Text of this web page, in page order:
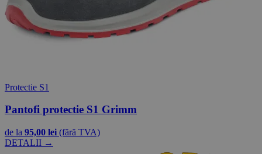
Protectie S1
Pantofi protectie S1 Grimm
de la 95,00 lei (fără TVA)
DETALII →